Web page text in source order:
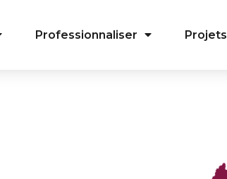
Professionnaliser Projets